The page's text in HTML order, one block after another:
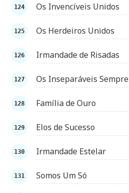
Os Invencíveis Unidos
Os Herdeiros Unidos
Irmandade de Risadas
Os Inseparáveis Sempre
Família de Ouro
Elos de Sucesso
Irmandade Estelar
Somos Um Só